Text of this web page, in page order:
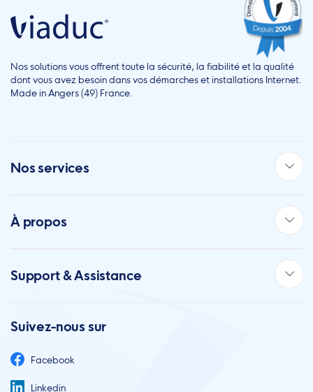
Nos solutions vous offrent toute la sécurité, la fiabilité et la qualité
dont vous avez besoin dans vos démarches et installations Internet.
Made in Angers (49) France.
Nos services
À propos
Support & Assistance
Suivez-nous sur
Facebook
Linkedin